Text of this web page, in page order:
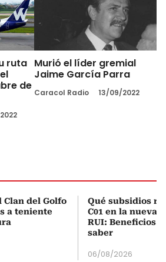
ruta
de
Murió el líder gremial
Jaime García Parra
Caracol Radio 13/09/2022
Clan del Golfo
a teniente
Qué subsidios
C01 en la nueva
RUI: Beneficios
saber
06/08/2026